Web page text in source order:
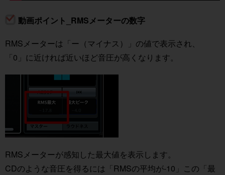
動画ポイント_RMSメーターの数字
RMSメーターは「ー（マイナス）」の値で表示され、
「0」に近ければ近いほど音圧が高くなります。
RMSメーターが感知した最大値を表示します。
CDのような音圧を得るには「RMSの平均が-10」この「最